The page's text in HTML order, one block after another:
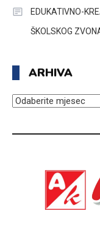
EDUKATIVNO-
ŠKOLSKOG
ARHIVA
ARHIVA